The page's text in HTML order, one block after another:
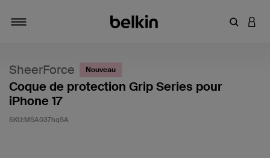
Saisir
SheerForce Nouveau
Coque de protection Grip Series pour
iPhone 17
SKU:MSA037hqSA